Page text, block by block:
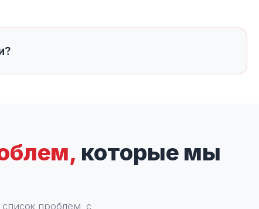
которые мы
проблем, с